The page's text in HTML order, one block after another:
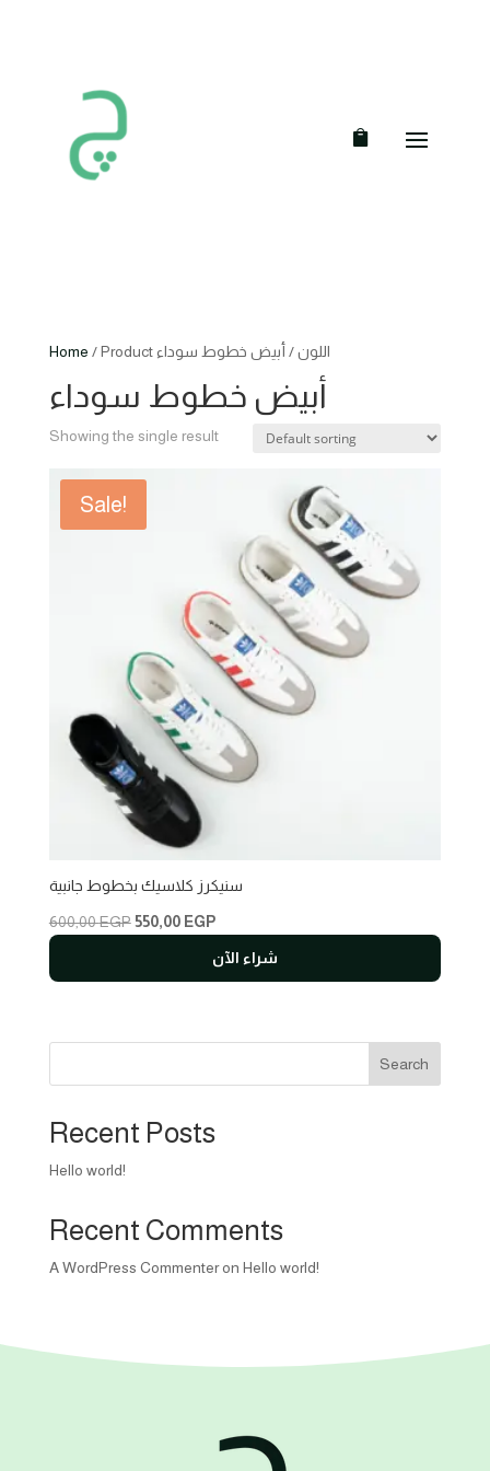
Home / Product اللون / أبيض خطوط سوداء
أبيض خطوط سوداء
Showing the single result
Sale!
سنيكرز كلاسيك بخطوط جانبية
600,00EGP Original
550,00 EGPCurrent
is:
شراء الآن
Search
Recent Posts
Hello world!
Recent Comments
A WordPress Commenteron Hello world!